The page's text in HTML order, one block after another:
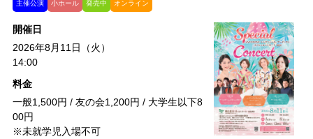
主催公演 小ホール 発売中 オンライン
開催日
2026年8月11日（火）
14:00
料金
一般1,500円 / 友の会1,200円 / 大学生以下8
00円
※未就学児入場不可